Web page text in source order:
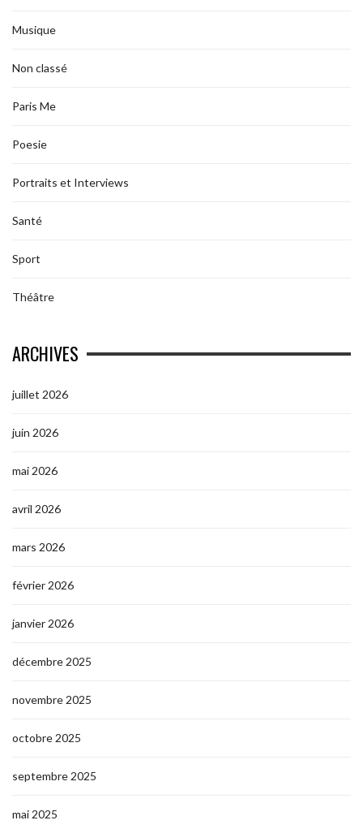
Musique
Non classé
Paris Me
Poesie
Portraits et Interviews
Santé
Sport
Théâtre
ARCHIVES
juillet 2026
juin 2026
mai 2026
avril 2026
mars 2026
février 2026
janvier 2026
décembre 2025
novembre 2025
octobre 2025
septembre 2025
mai 2025